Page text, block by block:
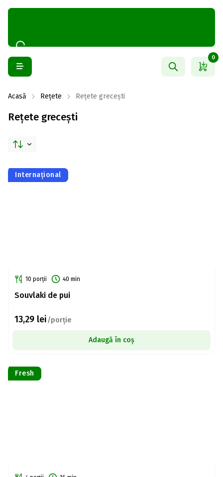
0
Acasă Rețete Rețete grecești
Rețete grecești
Internațional
10 porții 40 min
Souvlaki de pui
13,29 lei/porție
Adaugă în coș
Fresh